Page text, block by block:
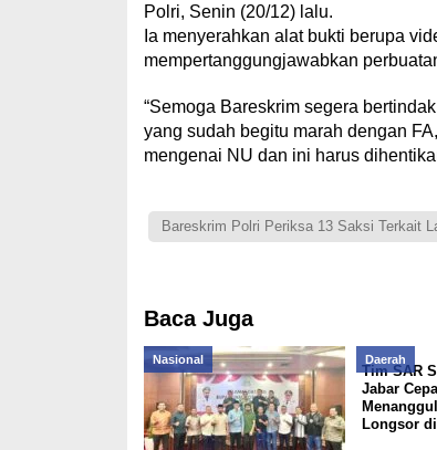
Polri, Senin (20/12) lalu.
Ia menyerahkan alat bukti berupa
mempertanggungjawabkan
“Semoga Bareskrim segera
yang sudah begitu marah dengan
mengenai NU dan ini harus
Bareskrim Polri Periksa 13 Saksi Terkait
Baca Juga
Nasional Daerah
Tim SAR
Jabar
Longsor